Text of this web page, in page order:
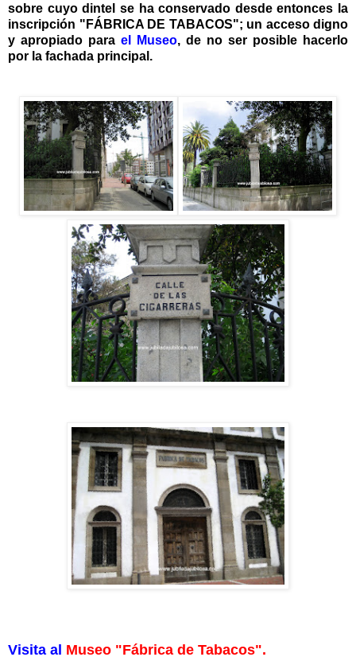
sobre cuyo dintel se ha conservado desde entonces la
inscripción "FÁBRICA DE TABACOS"; un acceso digno
y apropiado para el Museo, de no ser posible hacerlo
por la fachada principal.
Visita al Museo "Fábrica de Tabacos".